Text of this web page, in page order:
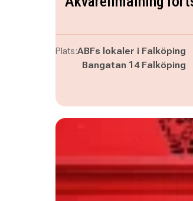
Plats:ABFs lokaler i Falköping
Bangatan 14 Falköping